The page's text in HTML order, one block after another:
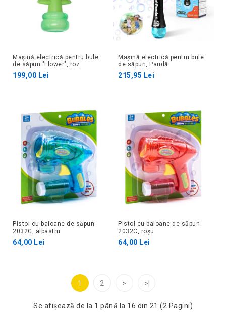
Mașină electrică pentru bule
de săpun "Flower", roz
199,00 Lei
Mașină electrică pentru bule
de săpun, Pandă
215,95 Lei
Pistol cu baloane de săpun
2032C, albastru
64,00 Lei
Pistol cu baloane de săpun
2032C, roșu
64,00 Lei
1 2 > >|
Se afişează de la 1 până la 16 din 21 (2 Pagini)